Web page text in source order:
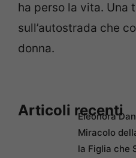
ha perso la vita. Una
sull’autostrada che
donna.
Articoli recenti
Eleonora
Miracolo
la Figlia che